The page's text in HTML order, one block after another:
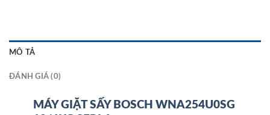
MÔ TẢ
ĐÁNH GIÁ (0)
MÁY GIẶT SẤY BOSCH WNA254U0SG